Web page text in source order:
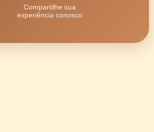
Compartilhe sua
experiência conosco